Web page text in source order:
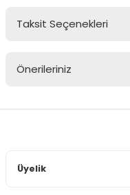
Taksit Seçenekleri
Önerileriniz
Üyelik